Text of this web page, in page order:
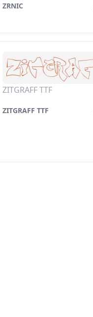
ZRNIC
ZITGRAFF TTF
ZITGRAFF TTF